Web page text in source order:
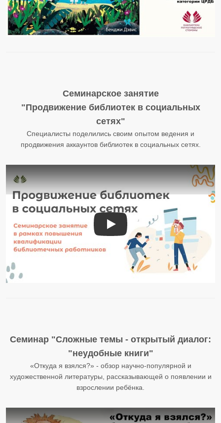
Семинарское занятие
"Продвижение библиотек в социальных
сетях"
Cпециалисты поделились своим опытом ведения и
продвижения аккаунтов библиотек в социальных сетях.
Продвижение библиотек в
Семинар "Сложные темы - открытый диалог:
"неудобные книги"
«Откуда я взялся?» - обзор научно-популярной и
художественной литературы, рассказывающей о появлении и
взрослении ребёнка.